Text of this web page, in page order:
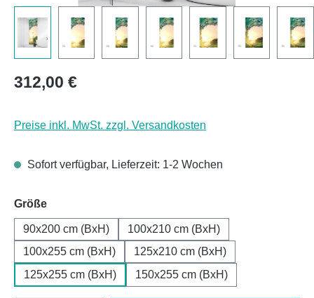
Regulärer Preis:
312,00 €
Preise inkl. MwSt. zzgl. Versandkosten
Sofort verfügbar, Lieferzeit: 1-2 Wochen
Größeauswählen
90x200 cm (BxH)
100x210 cm (BxH)
100x255 cm (BxH)
125x210 cm (BxH)
125x255 cm (BxH)
150x255 cm (BxH)